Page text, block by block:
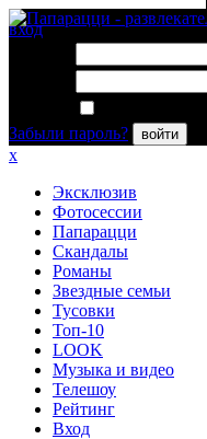
вход
Забыли пароль?
войти
x
Эксклюзив
Фотосессии
Папарацци
Скандалы
Романы
Звездные семьи
Тусовки
Топ-10
LOOK
Музыка и видео
Телешоу
Рейтинг
Вход